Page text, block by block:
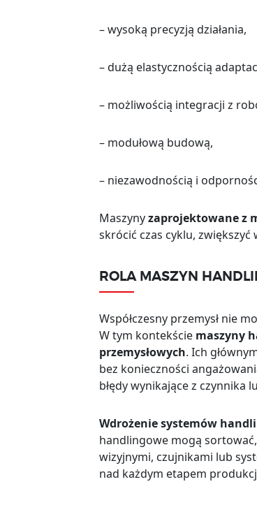
– wysoką precyzją działania,
– dużą elastycznością
– możliwością integracji z
– modułową budową,
– niezawodnością i
Maszynyzaprojektowane z
skrócić czas cyklu,
ROLA MASZYN
Współczesny przemysł nie
W tym kontekście maszyny
przemysłowych. Ich
bez konieczności
błędy wynikające z czynnika
Wdrożenie systemów
handlingowe mogą
wizyjnymi, czujnikami lub
nad każdym etapem